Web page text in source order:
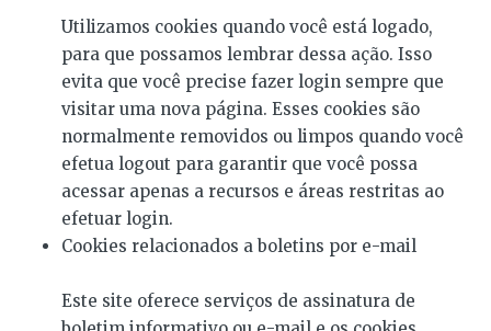
Utilizamos cookies quando você está logado,
para que possamos lembrar dessa ação. Isso
evita que você precise fazer login sempre que
visitar uma nova página. Esses cookies são
normalmente removidos ou limpos quando você
efetua logout para garantir que você possa
acessar apenas a recursos e áreas restritas ao
efetuar login.
Cookies relacionados a boletins por e-mail
Este site oferece serviços de assinatura de